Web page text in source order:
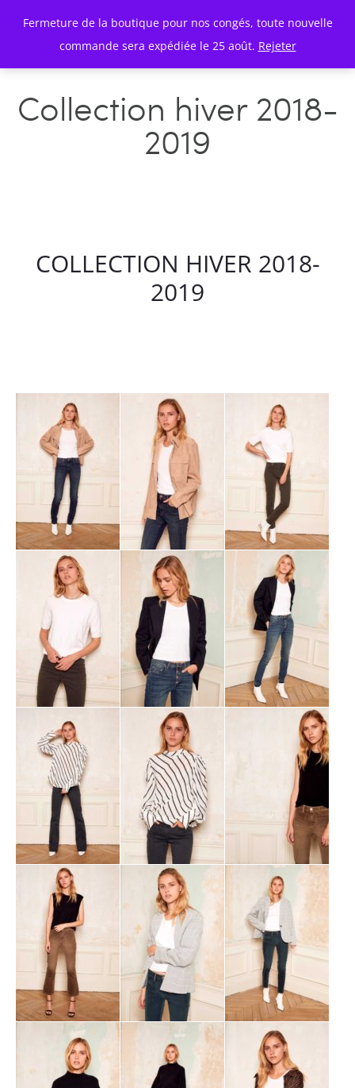
Fermeture de la boutique pour nos congés, toute nouvelle
commande sera expédiée le 25 août. Rejeter
Collection hiver 2018-
2019
COLLECTION HIVER 2018-
2019